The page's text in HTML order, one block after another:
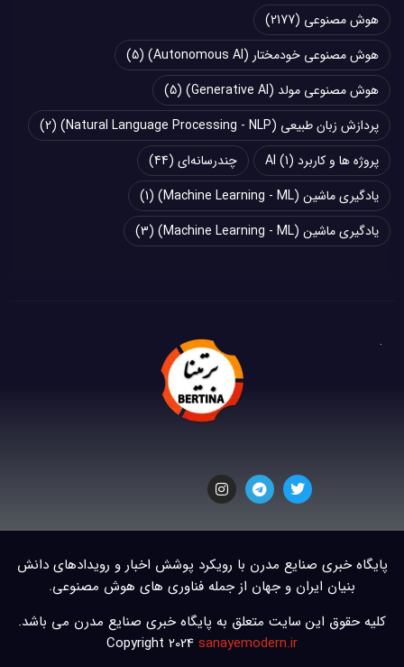
هوش مصنوعی (2177)
هوش مصنوعی خودمختار (Autonomous AI)
(5)
هوش مصنوعی مولد (Generative AI)
(5)
پردازش زبان طبیعی (Natural Language Processing - NLP)
(2)
پروژه ها و کاربرد AI (1) چند‌‌رسانه‌ای (44)
یادگیری ماشین (Machine Learning - ML)
(1)
یادگیری ماشین (Machine Learning - ML)
(3)
پایگاه خبری صنایع مدرن با رویکرد پوشش اخبار و رویدادهای دانش
بنیان ایران و جهان از جمله فناوری های هوش مصنوعی.
کلیه حقوق این سایت متعلق به پایگاه خبری صنایع مدرن می باشد.
Copyright 2024 sanayemodern.ir